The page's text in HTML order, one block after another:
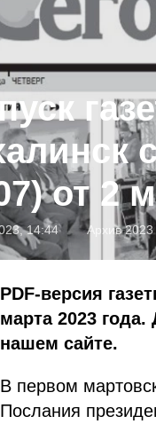
от 2
14:44 Архив 2023
PDF-версия
марта 2023
нашем сайте.
В первом
Послания